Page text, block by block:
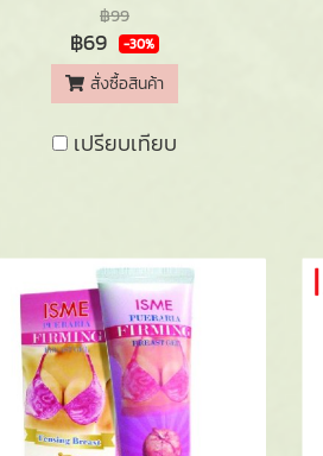
฿99
฿69 -30%
สั่งซื้อสินค้า
เปรียบเทียบ